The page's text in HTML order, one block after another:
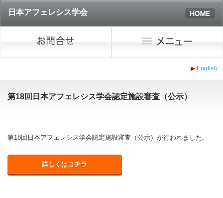
日本アフェレシス学会
▶ English
第18回日本アフェレシス学会認定施設審査（公示）
第18回日本アフェレシス学会認定施設審査（公示）が行われました。
詳しくはコチラ